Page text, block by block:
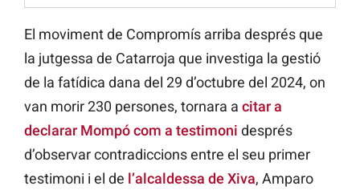
El moviment de Compromís arriba després que
la jutgessa de Catarroja que investiga la gestió
de la fatídica dana del 29 d’octubre del 2024, on
van morir 230 persones, tornara a citar a
declarar Mompó com a testimoni després
d’observar contradiccions entre el seu primer
testimoni i el de l’alcaldessa de Xiva, Amparo